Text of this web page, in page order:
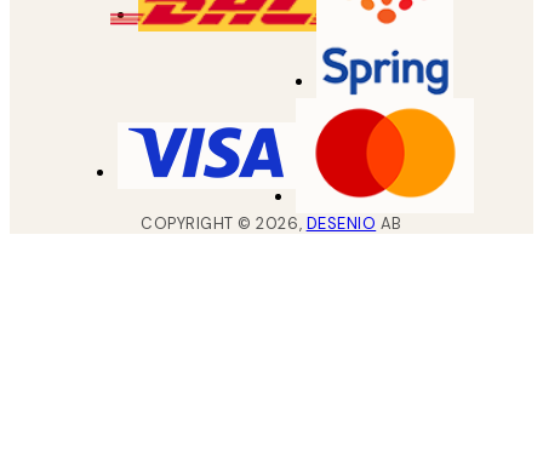
COPYRIGHT ©2026, DESENIO AB